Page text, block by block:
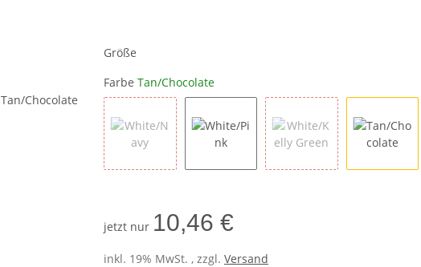
Größe
Farbe Tan/Chocolate
jetzt nur 10,46 €
inkl. 19% MwSt. , zzgl. Versand